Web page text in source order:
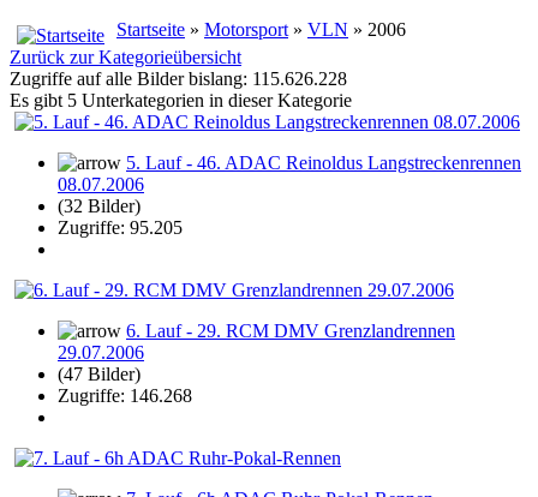
Startseite » Motorsport » VLN » 2006
Zurück zur Kategorieübersicht
Zugriffe auf alle Bilder bislang: 115.626.228
Es gibt 5 Unterkategorien in dieser Kategorie
5. Lauf - 46. ADAC Reinoldus Langstreckenrennen
08.07.2006
(32 Bilder)
Zugriffe: 95.205
6. Lauf - 29. RCM DMV Grenzlandrennen
29.07.2006
(47 Bilder)
Zugriffe: 146.268